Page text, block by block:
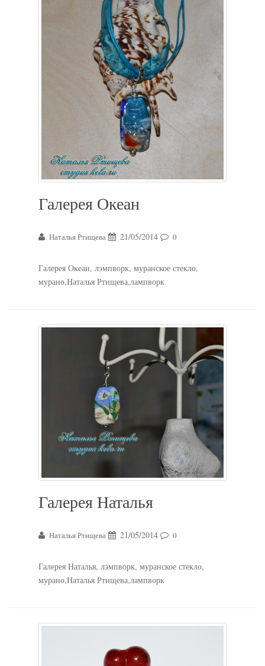
Галерея Океан
Наталья Ртищева 21/05/2014 0
Галерея Океан, лэмпворк, муранское стекло,
мурано,Наталья Ртищева,лампворк
Галерея Наталья
Наталья Ртищева 21/05/2014 0
Галерея Наталья, лэмпворк, муранское стекло,
мурано,Наталья Ртищева,лампворк